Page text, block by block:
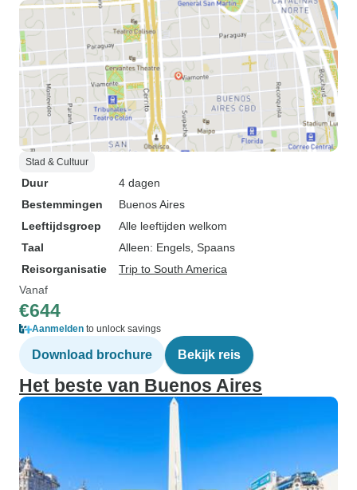
Stad & Cultuur
Duur
4 dagen
Bestemmingen
Buenos Aires
Leeftijdsgroep
Alle leeftijden welkom
Taal
Alleen: Engels, Spaans
Reisorganisatie
Trip to South America
Vanaf
€644
Aanmelden to unlock savings
Download brochure Bekijk reis
Het beste van Buenos Aires